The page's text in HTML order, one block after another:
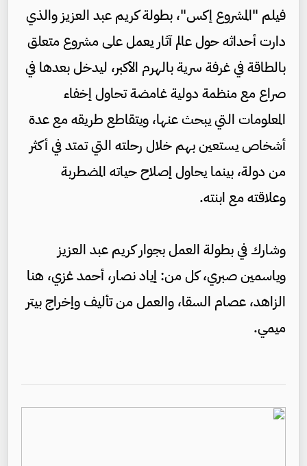
فيلم "المشروع إكس"، بطولة كريم عبد العزيز والذي
دارت أحداثه حول عالم آثار يعمل على مشروع متعلق
بالطاقة في غرفة سرية بالهرم الأكبر، ليدخل بعدها في
صراع مع منظمة دولية غامضة تحاول إخفاء
المعلومات التي يبحث عنها، ويتقاطع طريقه مع عدة
أشخاص يستعين بهم خلال رحلته التي تمتد في أكثر
من دولة، بينما يحاول إصلاح حياته المضطربة
وعلاقته مع ابنته.
وشارك في بطولة العمل بجوار كريم عبد العزيز
وياسمين صبري، كل من: إياد نصار، أحمد غزي، هنا
الزاهد، عصام السقا، والعمل من تأليف وإخراج بيتر
ميمي.